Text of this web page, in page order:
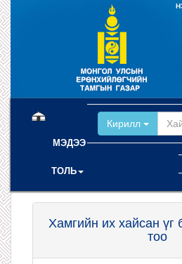
МЭДЭЭ
ТОЛЬ
Кирилл
Хамгийн их хайсан үг
тоо